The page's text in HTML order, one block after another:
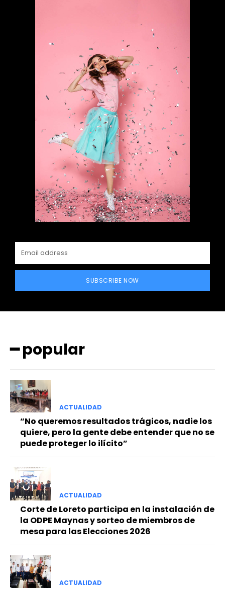
SUBSCRIBE NOW
━ popular
ACTUALIDAD
“No queremos resultados trágicos, nadie los
quiere, pero la gente debe entender que no se
puede proteger lo ilícito”
ACTUALIDAD
Corte de Loreto participa en la instalación de
la ODPE Maynas y sorteo de miembros de
mesa para las Elecciones 2026
ACTUALIDAD